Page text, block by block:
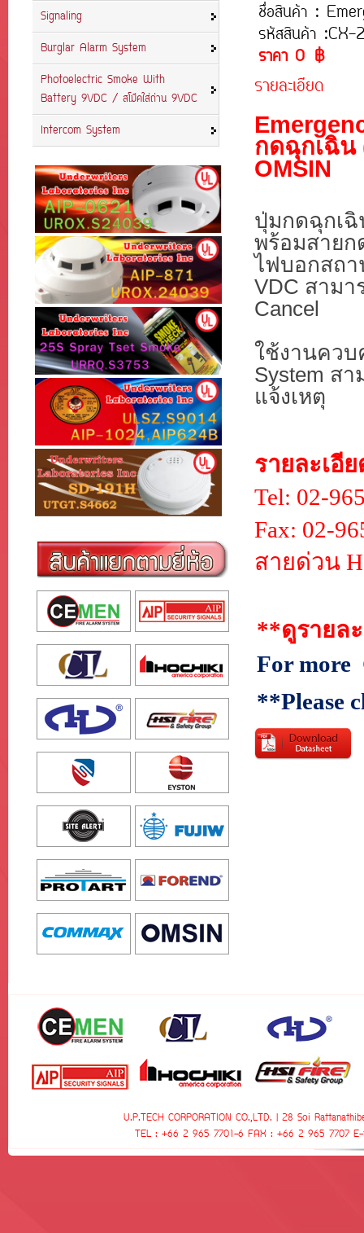
Signaling
Burglar Alarm System
Photoelectric Smoke With
Battery 9VDC / สโม๊คใส่ถ่าน 9VDC
Intercom System
ชื่อสินค้า :
รหัสสินค้า :CX-
ราคา 0 ฿
รายละเอียด
กดฉุกเฉิน
OMSIN
ปุ่มกดฉุกเฉิ
พร้อมสายก
ไฟบอกสถา
VDC สามา
Cancel
ใช้งานควบ
System สา
แจ้งเหตุ
รายละเอี
Tel: 02-
Fax: 02-
สายด่วน
**ดูรายล
For more
**Please
U.P.TECH CORPORATION CO.,LTD. | 28 Soi
TEL : +66 2 965 7701-6 FAX : +66 2 965 7707